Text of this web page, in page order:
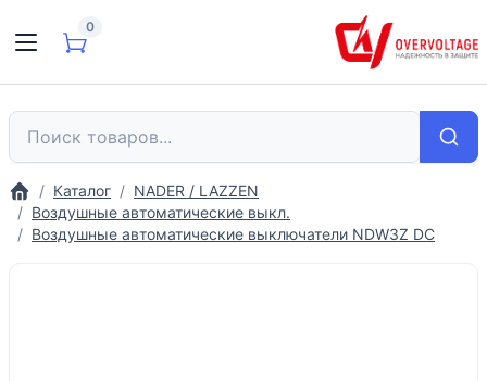
0
Каталог
NADER / LAZZEN
Воздушные автоматические выкл.
Воздушные автоматические выключатели NDW3Z DC